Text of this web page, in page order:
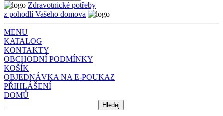
Zdravotnické potřeby
z pohodlí Vašeho domova
MENU
KATALOG
KONTAKTY
OBCHODNÍ PODMÍNKY
KOŠÍK
OBJEDNÁVKA NA E-POUKAZ
PŘIHLÁŠENÍ
DOMŮ